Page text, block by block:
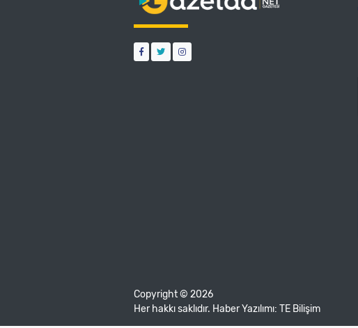
Copyright © 2026
Her hakkı saklıdır. Haber Yazılımı: TE Bilişim